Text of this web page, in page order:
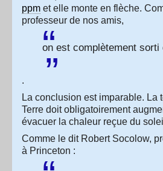
ppm et elle monte en flèche.
professeur de nos amis,
on est complètement sorti
.
La conclusion est imparable. La
Terre doit obligatoirement
évacuer la chaleur reçue du
Comme le dit Robert Socolow,
à Princeton :